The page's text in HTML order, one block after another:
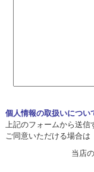
個人情報の取扱いについ
上記のフォームから送信
ご同意いただける場合は
当店